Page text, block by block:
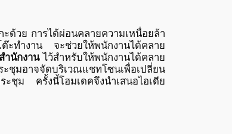
ด้วย การได้ผ่อนคลายความเหนื่อยล้า
ะทำงาน จะช่วยให้พนักงานได้คลาย
ำนักงานไว้สำหรับให้พนักงานได้คลาย
มอาจจัดบริเวณแชทโซนเพื่อเปลี่ยน
ะชุม ครั้งนี้โฮมเดคจึงนำเสนอไอเดีย